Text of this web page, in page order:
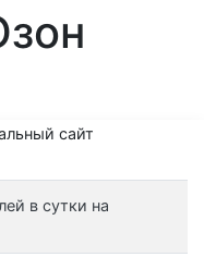
в сутки на